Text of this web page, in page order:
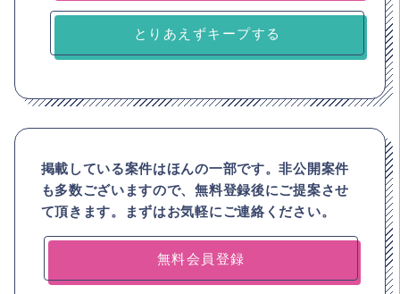
とりあえずキープする
掲載している案件はほんの一部です。非公開案件
も多数ございますので、無料登録後にご提案させ
て頂きます。まずはお気軽にご連絡ください。
無料会員登録